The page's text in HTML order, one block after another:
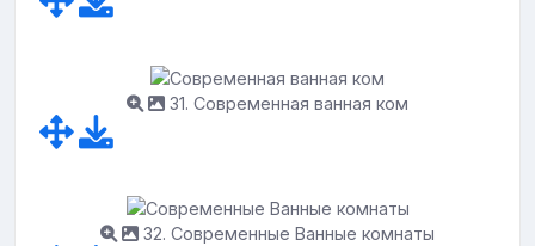
31. Современная ванная ком
32. Современные Ванные комнаты